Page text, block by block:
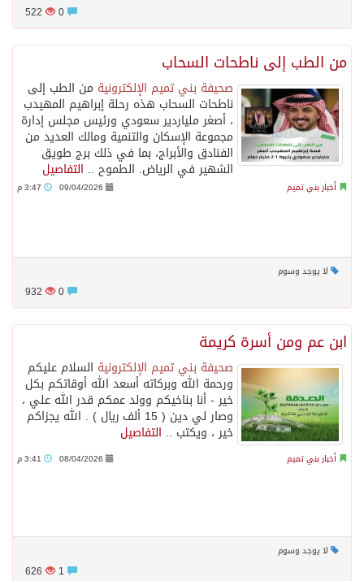
522
من الطب إلى ناطحات السحاب
صحيفة بني تميم الإلكترونية ‏من الطب إلى
ناطحات السحاب هذه رحلة إبراهيم المهيدب
، أصغر ملياردير سعودي ورئيس مجلس إدارة
مجموعة الإسكان والتنمية ومالك العديد من
الفنادق والأبراج، بما في ذلك برج طويق
الشهير في الرياض. ‏الطموح .. التفاصيل
أخبار بني تميم 09/04/2026
لا يوجد وسوم
932
ابن عم ومن أسرة كريمة
صحيفة بني تميم الإلكترونية السلام عليكم
ورحمة الله وبركاته ‏أسعد الله أوقاتكم بكل
خير ‏- أنا بناخيكم وولد عمكم قدر الله علي ،
وصار لي دين ( 15 ألف ريال ) . ‏الله يجزاكم
خير ، ويكتب .. التفاصيل
أخبار بني تميم 08/04/2026
لا يوجد وسوم
626